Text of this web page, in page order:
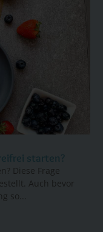
starten?
Diese Frage
Auch bevor
so...